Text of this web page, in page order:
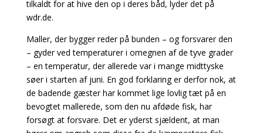
tilkaldt for at hive den op i deres båd, lyder det på
wdr.de.
Maller, der bygger reder på bunden – og forsvarer den
– gyder ved temperaturer i omegnen af de tyve grader
– en temperatur, der allerede var i mange midttyske
søer i starten af juni. En god forklaring er derfor nok, at
de badende gæster har kommet lige lovlig tæt på en
bevogtet mallerede, som den nu afdøde fisk, har
forsøgt at forsvare. Det er yderst sjældent, at man